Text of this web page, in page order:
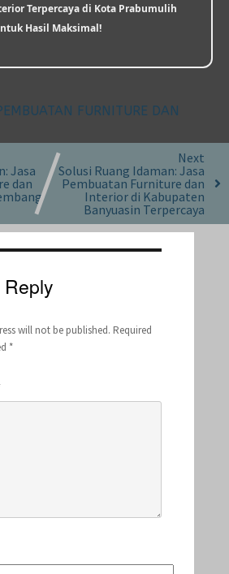
Terpercaya di Kota Prabumulih
Hasil Maksimal!
FURNITURE DAN
Jasa
dan
Next
Solusi Ruang Idaman: Jasa
Pembuatan Furniture dan
Interior di Kabupaten
Banyuasin Terpercaya
will not be published. Required
*